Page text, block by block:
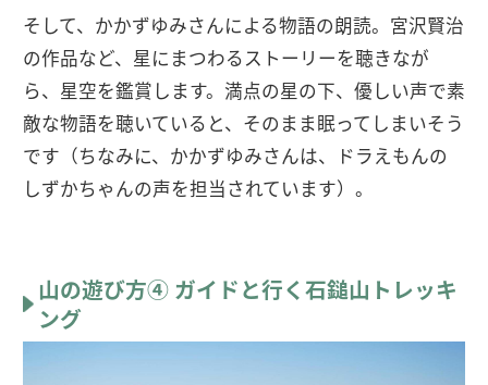
そして、かかずゆみさんによる物語の朗読。宮沢賢治
の作品など、星にまつわるストーリーを聴きなが
ら、星空を鑑賞します。満点の星の下、優しい声で素
敵な物語を聴いていると、そのまま眠ってしまいそう
です（ちなみに、かかずゆみさんは、ドラえもんの
しずかちゃんの声を担当されています）。
山の遊び方④ ガイドと行く石鎚山トレッキ
ング